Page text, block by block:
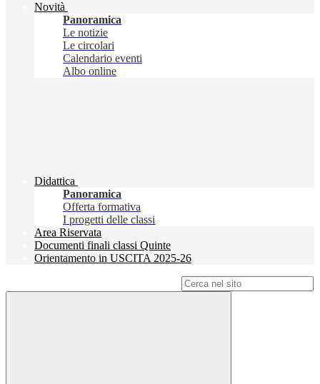
Novità
Panoramica
Le notizie
Le circolari
Calendario eventi
Albo online
Didattica
Panoramica
Offerta formativa
I progetti delle classi
Area Riservata
Documenti finali classi Quinte
Orientamento in USCITA 2025-26